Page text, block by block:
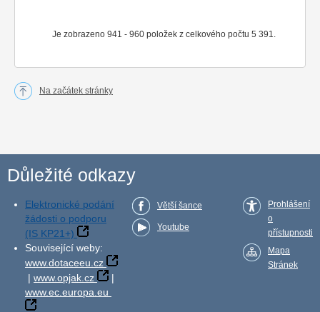
Je zobrazeno 941 - 960 položek z celkového počtu 5 391.
Na začátek stránky
Důležité odkazy
Elektronické podání
žádosti o podporu
(IS KP21+)
Související weby:
www.dotaceeu.cz
| www.opjak.cz
|
www.ec.europa.eu
Větší šance
Youtube
Prohlášení
o
přístupnosti
Mapa
Stránek